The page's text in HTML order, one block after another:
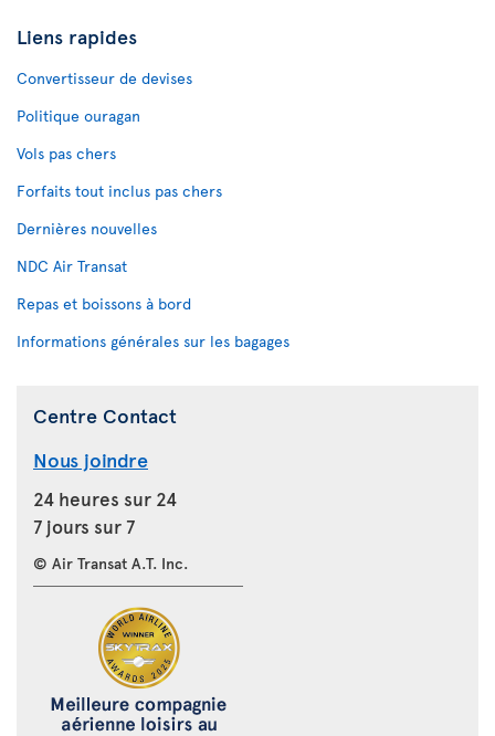
Liens rapides
Convertisseur de devises
Politique ouragan
Vols pas chers
Forfaits tout inclus pas chers
Dernières nouvelles
NDC Air Transat
Repas et boissons à bord
Informations générales sur les bagages
Centre Contact
Nous joindre
24 heures sur 24
7 jours sur 7
© Air Transat A.T. Inc.